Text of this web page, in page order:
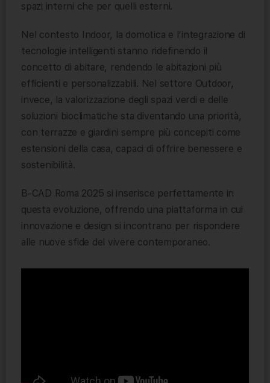
spazi interni che per quelli esterni.
Nel contesto Indoor, la domotica e l’integrazione di
tecnologie intelligenti stanno ridefinendo il
concetto di abitare, rendendo le abitazioni più
efficienti e personalizzabili. Nel settore Outdoor,
invece, la valorizzazione degli spazi verdi e delle
soluzioni bioclimatiche sta diventando una priorità,
con terrazze e giardini sempre più concepiti come
estensioni della casa, capaci di offrire benessere e
sostenibilità.
B-CAD Roma 2025 si inserisce perfettamente in
questa evoluzione, offrendo una piattaforma in cui
innovazione e design si incontrano per rispondere
alle nuove sfide del vivere contemporaneo.